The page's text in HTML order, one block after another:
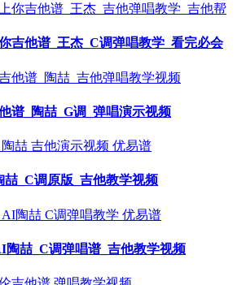
吉他谱_王杰_C调弹唱教学_看完必会
谱_陶喆_G调_弹唱演示视频
喆_C调原版_吉他教学视频
陶喆_C调弹唱谱_吉他教学视频